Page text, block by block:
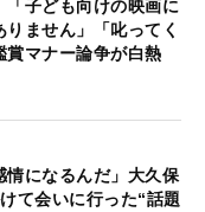
「子ども向けの映画に
ません」「叱ってく
賞マナー論争が白熱
情になるんだ」大久保
て会いに行った“話題